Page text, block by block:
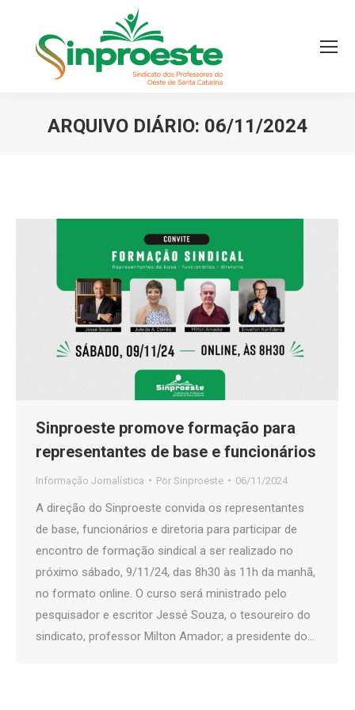
ARQUIVO DIÁRIO: 06/11/2024
Sinproeste promove formação para
representantes de base e funcionários
Informação Jornalística Por Sinproeste 06/11/2024
A direção do Sinproeste convida os representantes
de base, funcionários e diretoria para participar de
encontro de formação sindical a ser realizado no
próximo sábado, 9/11/24, das 8h30 às 11h da manhã,
no formato online. O curso será ministrado pelo
pesquisador e escritor Jessé Souza, o tesoureiro do
sindicato, professor Milton Amador; a presidente do…